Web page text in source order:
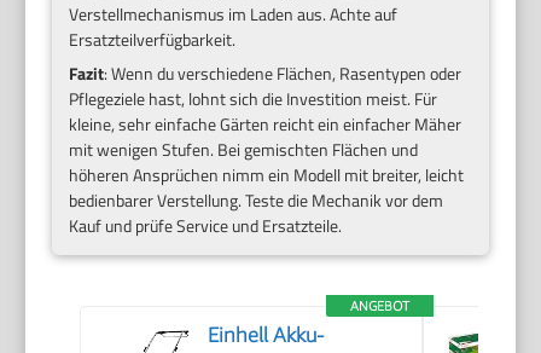
Verstellmechanismus im Laden aus. Achte auf
Ersatzteilverfügbarkeit.
Fazit: Wenn du verschiedene Flächen, Rasentypen oder
Pflegeziele hast, lohnt sich die Investition meist. Für
kleine, sehr einfache Gärten reicht ein einfacher Mäher
mit wenigen Stufen. Bei gemischten Flächen und
höheren Ansprüchen nimm ein Modell mit breiter, leicht
bedienbarer Verstellung. Teste die Mechanik vor dem
Kauf und prüfe Service und Ersatzteile.
ANGEBOT
Einhell Akku-